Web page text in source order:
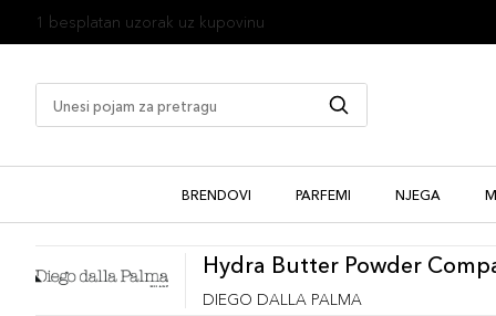
1 besplatan uzorak uz kupovinu
BRENDOVI PARFEMI NJEGA
Hydra Butter Powder
DIEGO DALLA PALMA